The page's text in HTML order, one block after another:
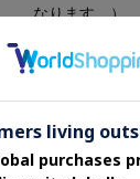
なります。）
◆お届け時期
て揃ってから
各お届け時期
ープについて